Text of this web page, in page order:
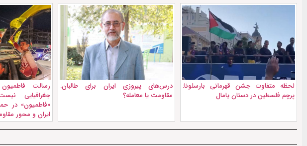
لحظه متفاوت جشن قهرمانی بارسلونا:
پرچم فلسطین در دستان یامال
درس‌های پیروزی ایران برای طالبان:
مقاومت یا معامله؟
رسالت
جغرافیایی
«فاطمیون» در
ایران و محور